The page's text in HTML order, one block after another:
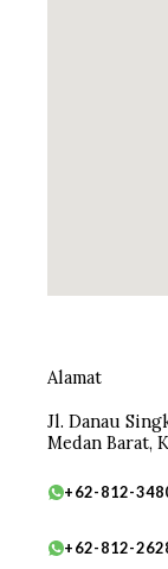
Alamat
Jl. Danau
Medan Barat,
+62-812-
+62-812-